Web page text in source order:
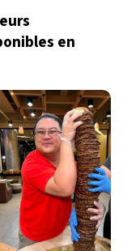
en